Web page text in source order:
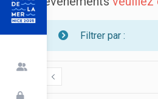
Filtrer par :